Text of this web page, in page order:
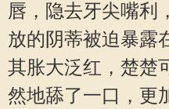
唇，隐去牙尖嘴利
放的阴蒂被迫暴露
其胀大泛红，楚楚
然地舔了一口，更